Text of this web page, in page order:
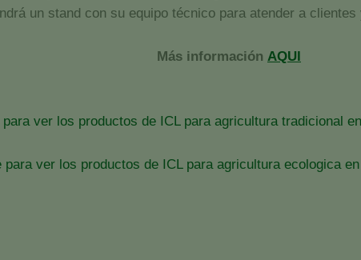
un stand con su equipo técnico para atender a
Más información AQUI
para ver los productos de ICL para agricultura tradicional
para ver los productos de ICL para agricultura ecologica